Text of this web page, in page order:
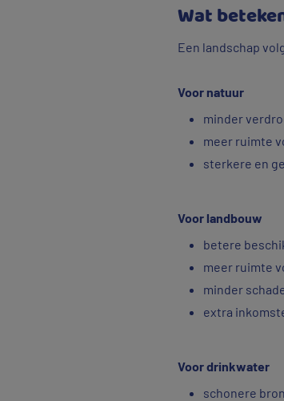
Wat
Een landschap
Voor natuur
minder
meer ruimte
sterkere en
Voor landbouw
betere
meer ruimte
minder
extra
Voor drinkwater
schonere